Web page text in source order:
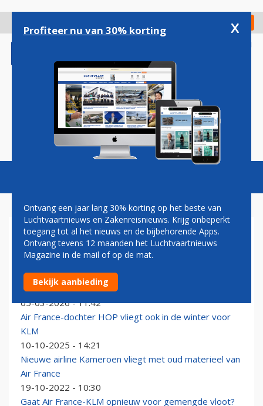
gaan
Check in
Magazine Podcasts Vacatures
HOP
Air France-dochter HOP vliegt komende zomer voor
KLM binnen Europa
05-03-2026 - 11:42
Air France-dochter HOP vliegt ook in de winter voor
KLM
10-10-2025 - 14:21
Nieuwe airline Kameroen vliegt met oud materieel van
Air France
19-10-2022 - 10:30
Gaat Air France-KLM opnieuw voor gemengde vloot?
Profiteer nu van 30% korting x
Ontvang een jaar lang 30% korting op het beste van
Luchtvaartnieuws en Zakenreisnieuws. Krijg onbeperkt
toegang tot al het nieuws en de bijbehorende Apps.
Ontvang tevens 12 maanden het Luchtvaartnieuws
Magazine in de mail of op de mat.
Bekijk aanbieding